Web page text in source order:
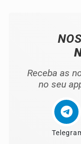
Receba as
no seu